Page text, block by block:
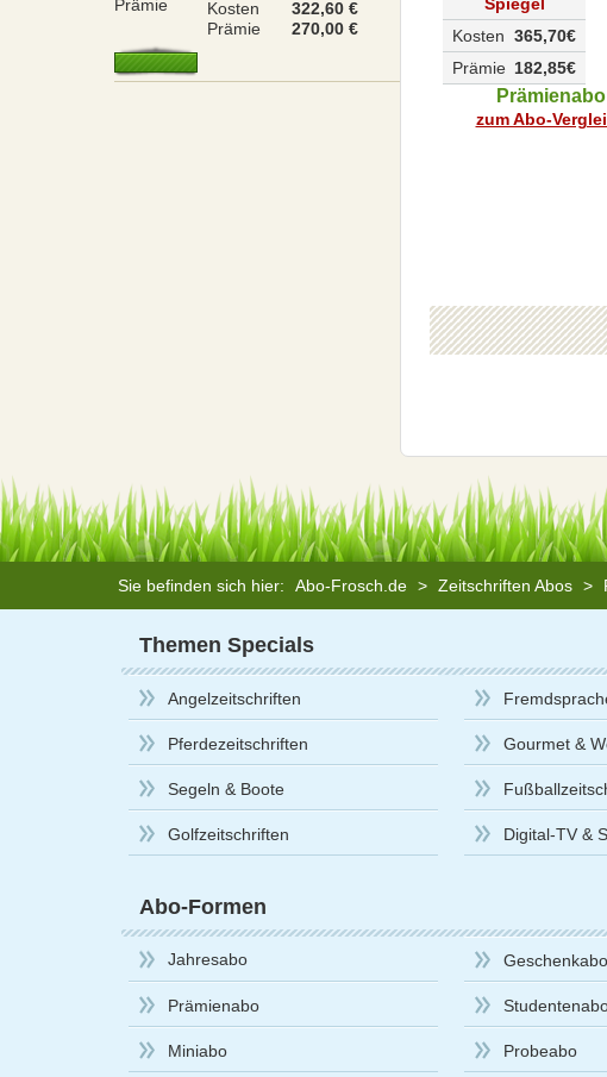
365,70€
Kosten
182,85€
Prämie
Prämienabo
zum Abo-
Kosten
322,60 €
Prämie
270,00 €
Sie befinden sich hier: Abo-Frosch.de > Zeitschriften Abos >
Themen Specials
Angelzeitschriften
Pferdezeitschriften
Segeln & Boote
Golfzeitschriften
Gourmet &
Digital-TV &
Abo-Formen
Jahresabo
Prämienabo
Miniabo
Geschenkabo
Probeabo